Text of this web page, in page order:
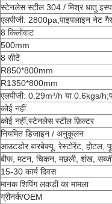
स्टेनलेस स्टील 304 / मिश्र धातु
एलपीजी: 2800pa;पाइपलाइन नेट
8 किलोवाट
500mm
8 सीटें
R850*800mm
R1350*800mm
एलपीजी: 0.29m³/h या 0.6kgs/
कोई नहीं
कोई नहीं;स्टेनलेस स्टील फ़िल्टर
नियमित डिजाइन / अनुकूलन
आउटडोर बारबेक्यू, रेस्टोरेंट, होटल,
बीफ, मटन, चिकन, मछली, शंख,
15-30 कार्य दिवस
मानक शिपिंग लकड़ी का मामला
ग्रीनर्क/OEM